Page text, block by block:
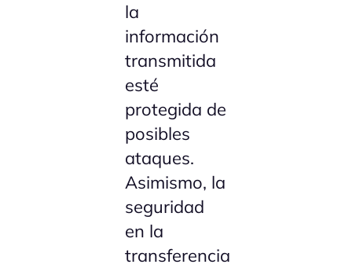
la
información
transmitida
esté
protegida de
posibles
ataques.
Asimismo, la
seguridad
en la
transferencia